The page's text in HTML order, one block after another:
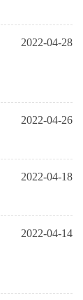
2022-04-28
2022-04-26
2022-04-18
2022-04-14